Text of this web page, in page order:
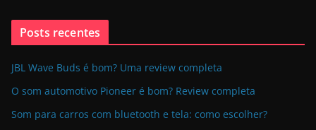
Posts recentes
JBL Wave Buds é bom? Uma review completa
O som automotivo Pioneer é bom? Review completa
Som para carros com bluetooth e tela: como escolher?